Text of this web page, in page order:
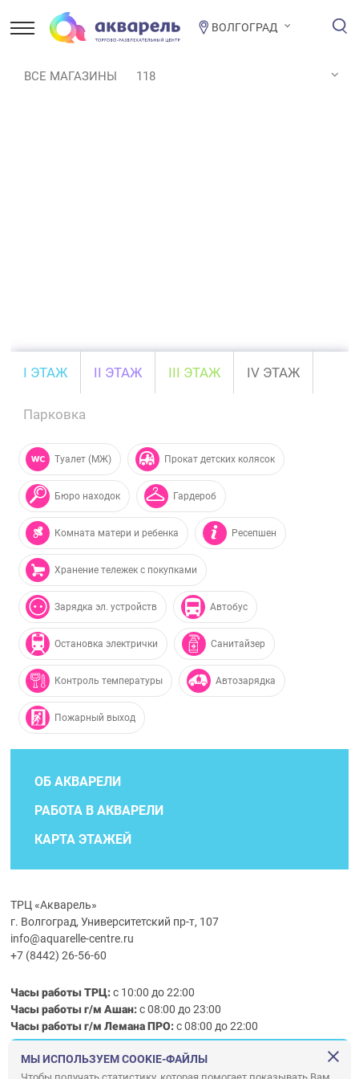
ВОЛГОГРАД
ВСЕ МАГАЗИНЫ 118
I ЭТАЖ II ЭТАЖ III ЭТАЖ IV ЭТАЖ
Парковка
Туалет (МЖ) Прокат детских колясок
Бюро находок Гардероб
Комната матери и ребенка Ресепшен
Хранение тележек с покупками
Зарядка эл. устройств Автобус
Остановка электрички Санитайзер
Контроль температуры Автозарядка
Пожарный выход
ОБ АКВАРЕЛИ
РАБОТА В АКВАРЕЛИ
КАРТА ЭТАЖЕЙ
ТРЦ «Акварель»
г. Волгоград, Университетский пр-т, 107
info@aquarelle-centre.ru
+7 (8442) 26-56-60
Часы работы ТРЦ:с 10:00 до 22:00
Часы работы г/м Ашан:с 08:00 до 23:00
Часы работыг/мЛемана ПРО:с 08:00 до 22:00
Правила посещения ТРЦ «Акварель»
МЫ ИСПОЛЬЗУЕМ COOKIE-ФАЙЛЫ